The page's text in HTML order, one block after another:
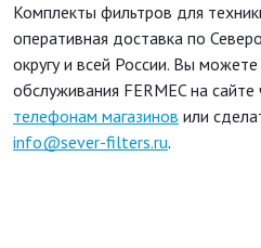
Комплекты фильтров для
оперативная доставка по
округу и всей России. Вы
обслуживания FERMEC на
телефонам магазинов или
info@sever-filters.ru.